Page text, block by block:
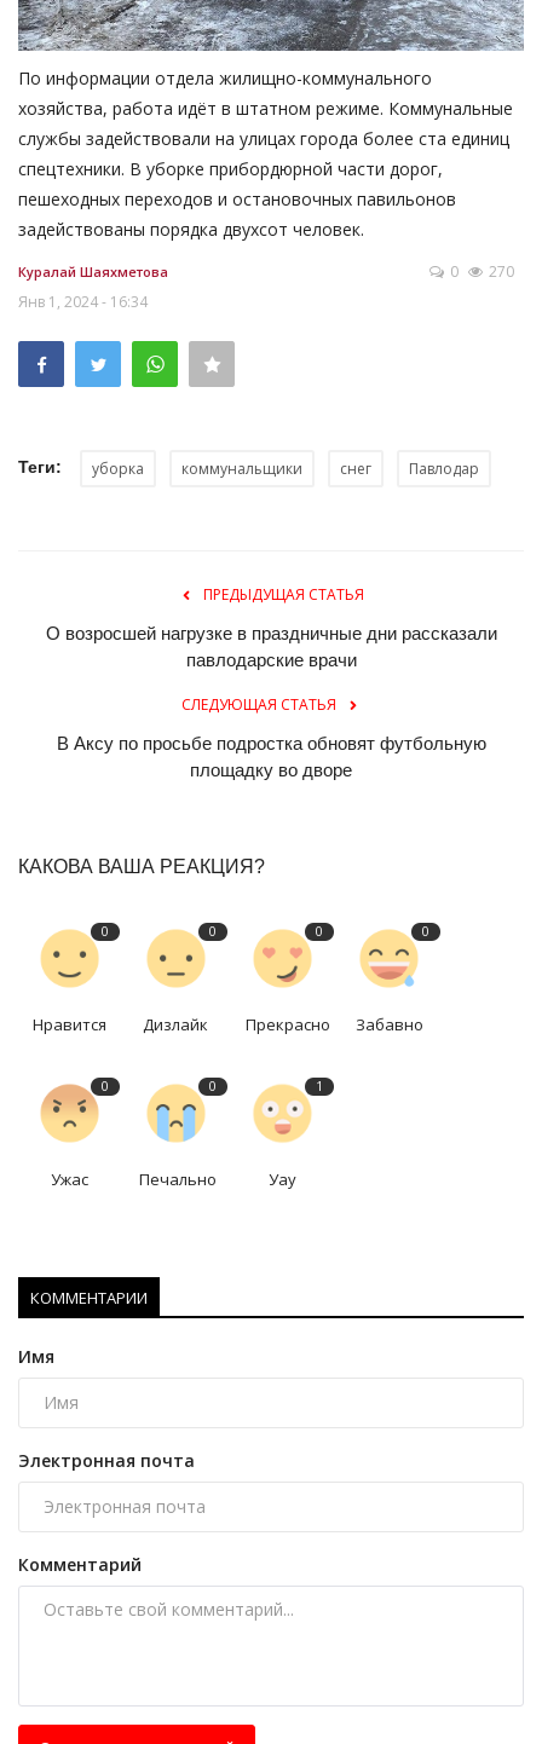
По информации отдела жилищно-коммунального
хозяйства, работа идёт в штатном режиме. Коммунальные
службы задействовали на улицах города более ста единиц
спецтехники. В уборке прибордюрной части дорог,
пешеходных переходов и остановочных павильонов
задействованы порядка двухсот человек.
Куралай Шаяхметова
Янв 1, 2024 - 16:34
0 270
Теги: уборка коммунальщики снег Павлодар
ПРЕДЫДУЩАЯ СТАТЬЯ
О возросшей нагрузке в праздничные дни рассказали
павлодарские врачи
СЛЕДУЮЩАЯ СТАТЬЯ
В Аксу по просьбе подростка обновят футбольную
площадку во дворе
КАКОВА ВАША РЕАКЦИЯ?
0
Нравится
0
Дизлайк
0
Прекрасно
0
Забавно
0
Ужас
0
Печально
1
Уау
КОММЕНТАРИИ
Имя
Электронная почта
Комментарий